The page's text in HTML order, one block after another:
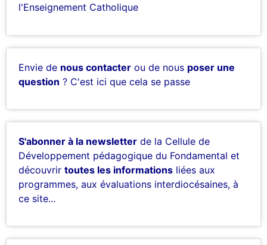
l'Enseignement Catholique
Envie de nous contacter ou de nous poser une
question ? C'est ici que cela se passe
S'abonner à la newsletter de la Cellule de
Développement pédagogique du Fondamental et
découvrir toutes les informations liées aux
programmes, aux évaluations interdiocésaines, à
ce site...